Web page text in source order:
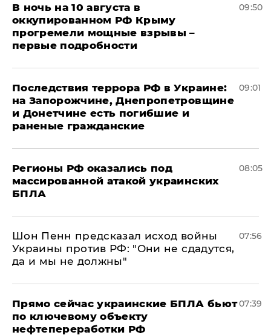
В ночь на 10 августа в
оккупированном РФ Крыму
прогремели мощные взрывы –
первые подробности
09:50
Последствия террора РФ в Украине:
на Запорожчине, Днепропетровщине
и Донетчине есть погибшие и
раненые гражданские
09:01
Регионы РФ оказались под
массированной атакой украинских
БПЛА
08:05
Шон Пенн предсказал исход войны
Украины против РФ: "Они не сдадутся,
да и мы не должны"
07:56
Прямо сейчас украинские БПЛА бьют
по ключевому объекту
нефтепереработки РФ
07:39